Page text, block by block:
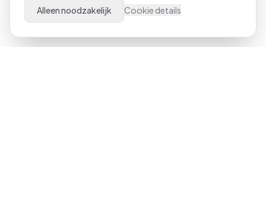
Alleen noodzakelijk Cookie details